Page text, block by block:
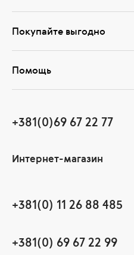
Покупайте выгодно
Помощь
+381(0)69 67 22 77
Интернет-магазин
+381(0) 11 26 88 485
+381(0) 69 67 22 99